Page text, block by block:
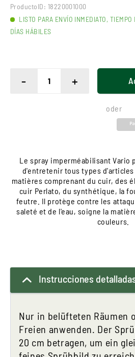
ProductoID: 18220001000
LISTO PARA ENVÍO INMEDIATO,
DÍAS HÁBILES
- +
oder
Le spray imperméabilisant Vario
d'entretenir tous types
matières comprenant du cuir, des
cuir Perlato, du synthétique, la
feutre. Il protège contre les
saleté et de l'eau, soigne la
couleurs.
Instrucciones
Nur in belüfteten Räumen
Freien anwenden. Der
20 cm betragen, um ein